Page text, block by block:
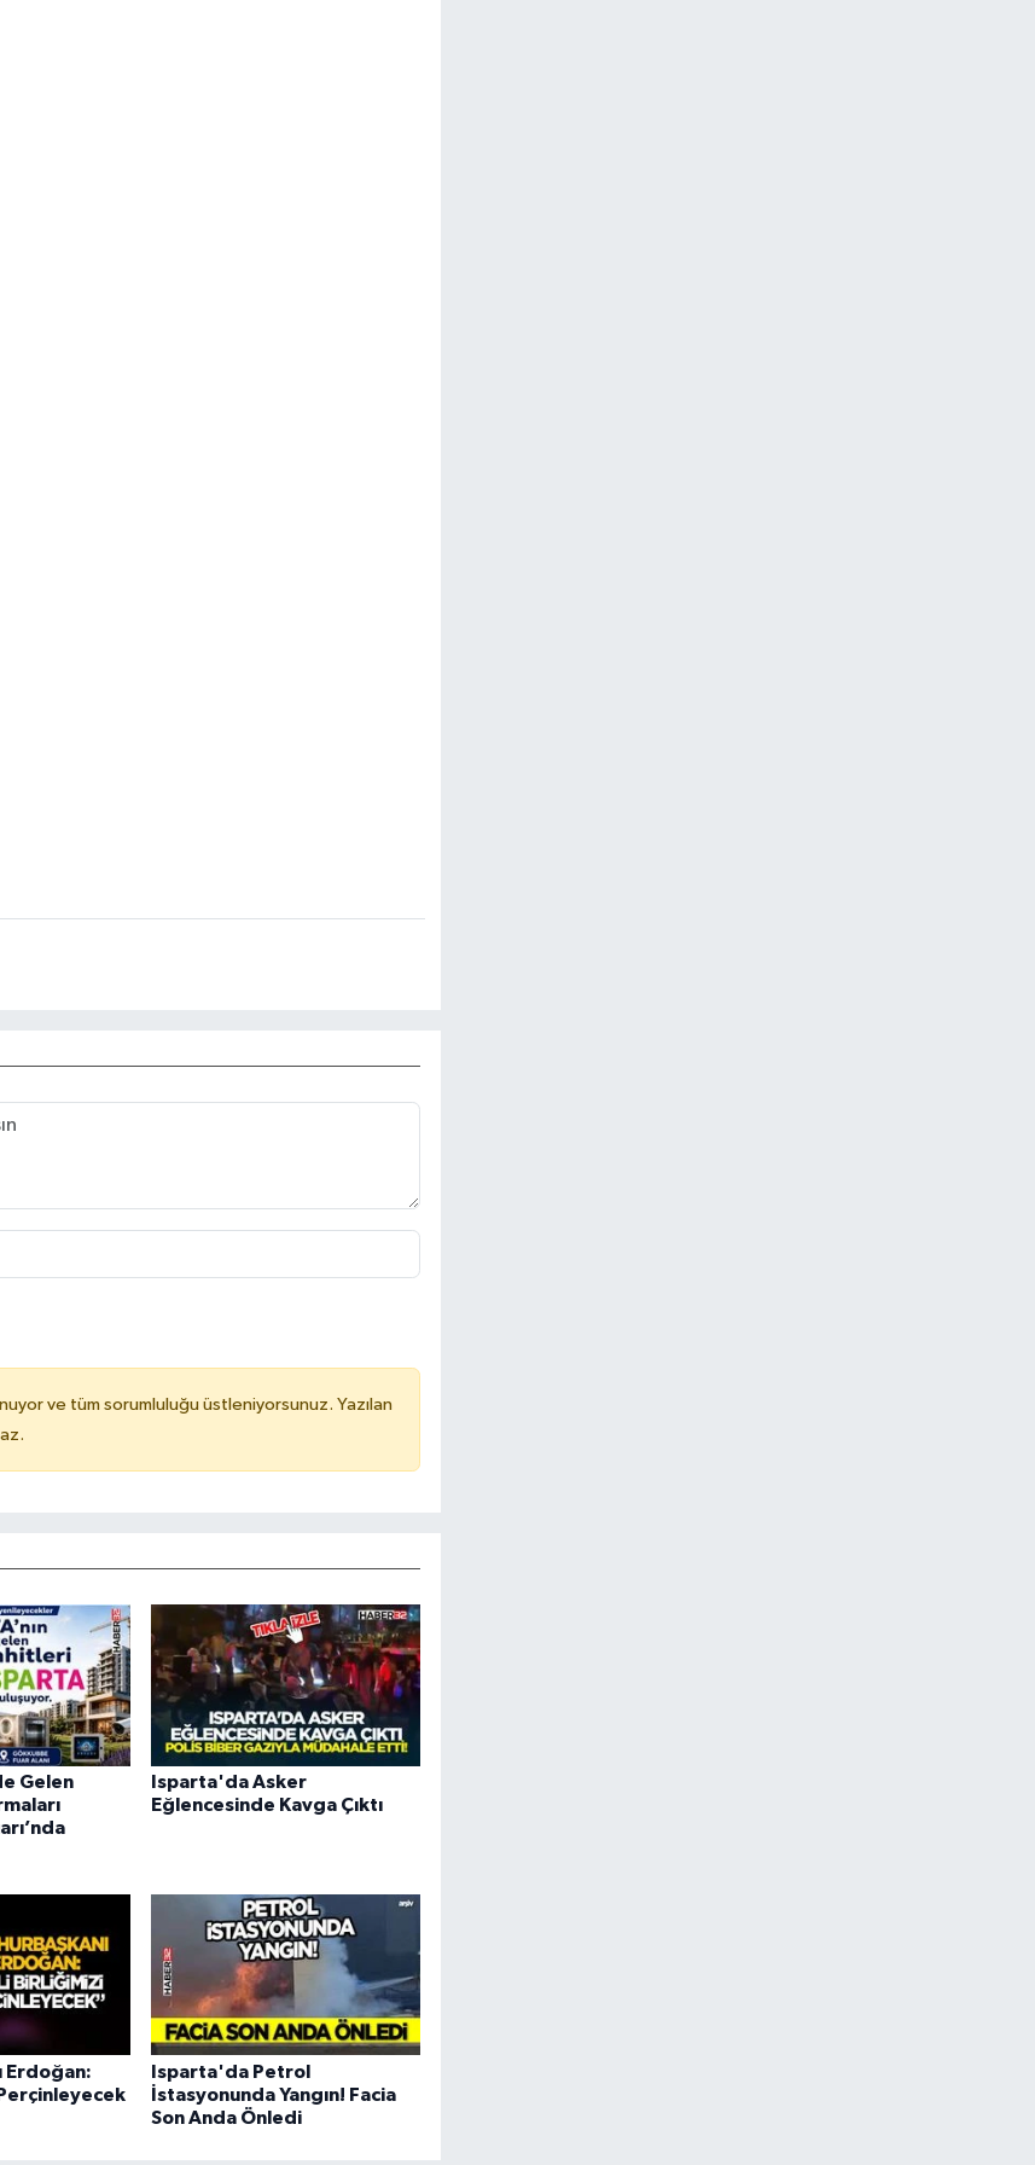
ve tüm sorumluluğu üstleniyorsunuz. Yazılan
Gelen
Isparta'da Asker
Eğlencesinde Kavga Çıktı
Erdoğan:
Isparta'da Petrol
İstasyonunda Yangın! Facia
Son Anda Önledi